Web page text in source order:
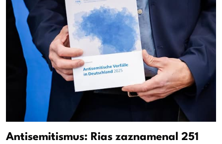
Antisemitismus: Rias zaznamenal 251